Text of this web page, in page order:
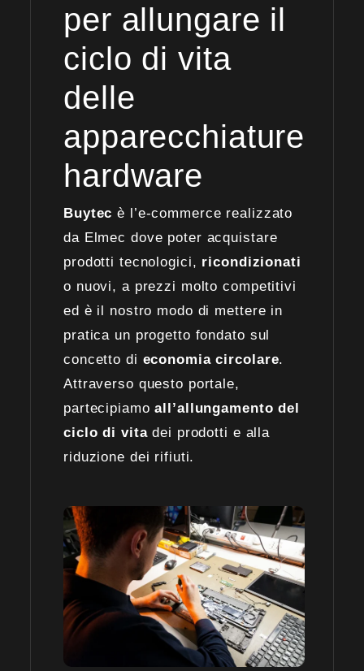
per allungare il
ciclo di vita
delle
apparecchiature
hardware
Buytec è l’e-commerce realizzato
da Elmec dove poter acquistare
prodotti tecnologici, ricondizionati
o nuovi, a prezzi molto competitivi
ed è il nostro modo di mettere in
pratica un progetto fondato sul
concetto di economia circolare.
Attraverso questo portale,
partecipiamoall’allungamento del
ciclo di vitadei prodotti e alla
riduzione dei rifiuti.